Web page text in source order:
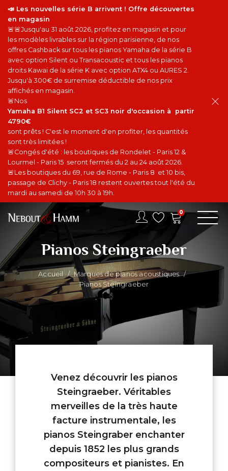
📣 Les nouvelles série B arrivent ! Offre découvertes
en magasin
🚨🚨Jusqu'au 31 août 2026, profitez en magasin et pour
les modèles livrables sur la région parisienne, de nos
offres Cashback sur tous les pianos Yamaha de la série B
avec option Silent ou Transacoustic et tous les pianos
droits Kawai de la série K avec option ATX4 ou AURES 2.
Jusqu'à 300€ de surremise déductible de nos prix
affichés en magasin.
🚨Nos
Yamaha B1 Silent SC2 et SC3 noir d'occasion à partir
4790€
sont prêts ! C'est le moment d'en profiter, les quantités
sont très limitées !
🚨Congés d'été : les boutiques de Rondelet - Paris 12 &
Lourmel - Paris 15 seront fermés du 2 au 24 août 2026.
🚨Les boutiques du 69, rue de Rome - Paris 8 et 10 bis,
passage de Clichy - Paris 18 restent ouvertes tout l'été du
mardi au samedi de 10h 30 à 19h.
0
Pianos Steingraeber
Accueil / Marques de pianos acoustiques /
Pianos Steingraeber
Venez découvrir les pianos
Steingraeber. Véritables
merveilles de la très haute
facture instrumentale, les
pianos Steingraber enchanter
depuis 1852 les plus grands
compositeurs et pianistes. En